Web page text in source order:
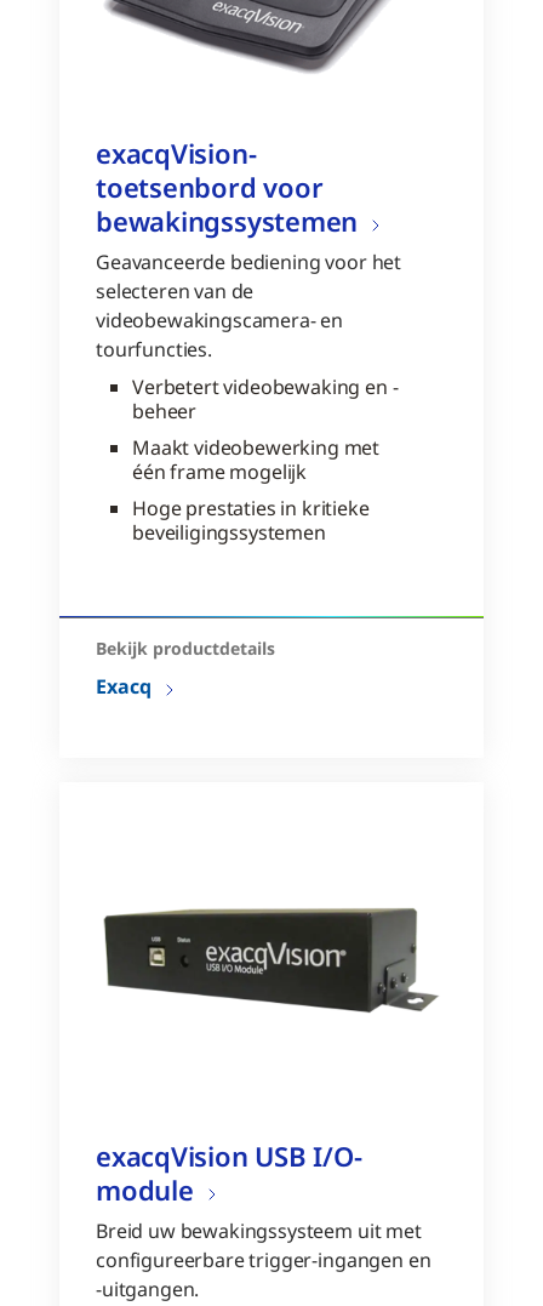
exacqVision-
toetsenbord voor
bewakingssystemen
Geavanceerde bediening voor het
selecteren van de
videobewakingscamera- en
tourfuncties.
Verbetert videobewaking en -
beheer
Maakt videobewerking met
één frame mogelijk
Hoge prestaties in kritieke
beveiligingssystemen
Bekijk productdetails
Exacq
exacqVision USB I/O-
module
Breid uw bewakingssysteem uit met
configureerbare trigger-ingangen en
-uitgangen.